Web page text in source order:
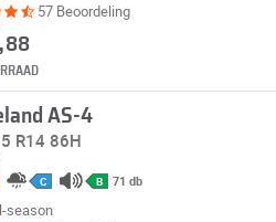
57 Beoordeling
88
AS-4
R14 86H
C B 71 db
season